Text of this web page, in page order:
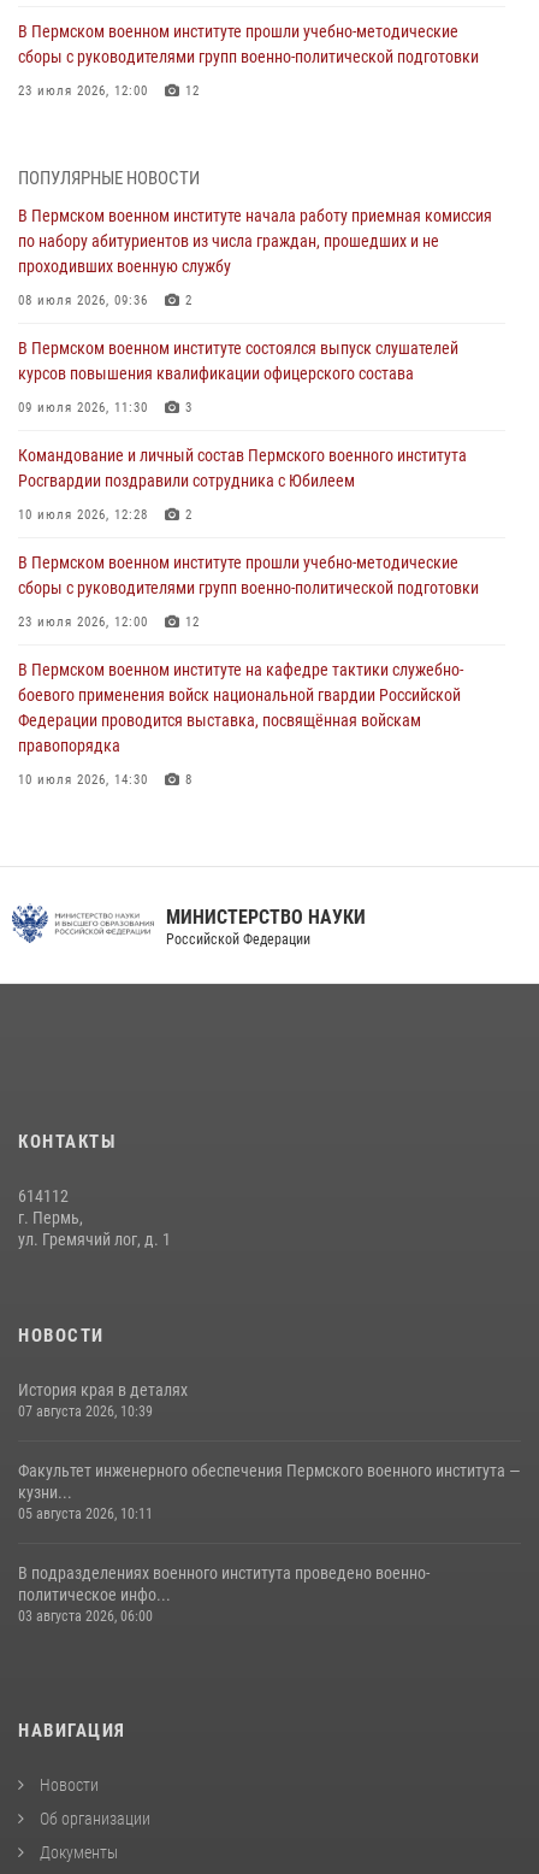
В Пермском военном институте прошли учебно-методические
сборы с руководителями групп военно-политической подготовки
23 июля 2026, 12:00 12
Федерации проводится выставка, посвящённая войскам
правопорядка
10 июля 2026, 14:30 8
Командование и личный состав Пермского военного института
10 июля 2026, 12:28 2
В Пермском военном институте состоялся выпуск слушателей
09 июля 2026, 11:30 3
В Пермском военном институте начала работу приемная комиссия
проходивших военную службу
08 июля 2026, 09:36 2
чемпионате войск национальной гвардии Российской Федерации по
боксу
07 июля 2026, 10:30 4
ПОПУЛЯРНЫЕ НОВОСТИ
В Пермском военном институте начала работу приемная комиссия
по набору абитуриентов из числа граждан, прошедших и не
проходивших военную службу
08 июля 2026, 09:36 2
В Пермском военном институте состоялся выпуск слушателей
курсов повышения квалификации офицерского состава
09 июля 2026, 11:30 3
Командование и личный состав Пермского военного института
Росгвардии поздравили сотрудника с Юбилеем
10 июля 2026, 12:28 2
В Пермском военном институте прошли учебно-методические
сборы с руководителями групп военно-политической подготовки
23 июля 2026, 12:00 12
В Пермском военном институте на кафедре тактики служебно-
боевого применения войск национальной гвардии Российской
Федерации проводится выставка, посвящённая войскам
правопорядка
10 июля 2026, 14:30 8
24 июля 2026, 12:30 14
— кузница профессионалов Росгвардии
небесного покровителя войск национальной гвардии Российской
03 августа 2026, 06:00
История края в деталях
МИНИСТЕРСТВО НАУКИ
Российской Федерации
КОНТАКТЫ
614112
г. Пермь,
ул. Гремячий лог, д. 1
НОВОСТИ
История края в деталях
07 августа 2026, 10:39
Факультет инженерного обеспечения Пермского военного института —
кузни...
05 августа 2026, 10:11
В подразделениях военного института проведено военно-
политическое инфо...
03 августа 2026, 06:00
НАВИГАЦИЯ
Новости
Об организации
Документы